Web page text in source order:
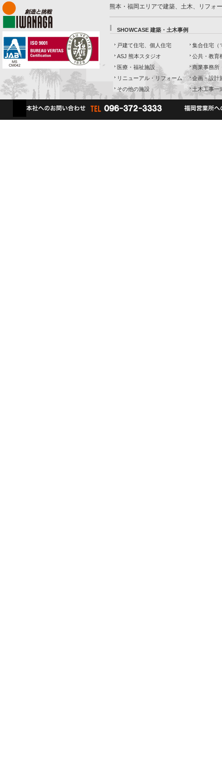
熊本・福岡エリアで建築、土木、リフォ
SHOWCASE 建築・土木事例
戸建て住宅、個人住宅
ASJ 熊本スタジオ
医療・福祉施設
リニューアル・リフォーム
その他の施設
集合住宅（
公共・教育
商業事務所
企画・設計
土木工事一